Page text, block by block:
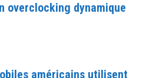
overclocking dynamique
américains utilisent